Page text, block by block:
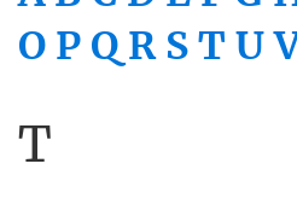
O P Q R S T U
T